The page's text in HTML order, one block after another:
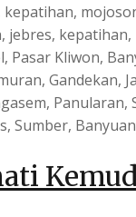
Kliwon,
Gandekan,
Sumber,